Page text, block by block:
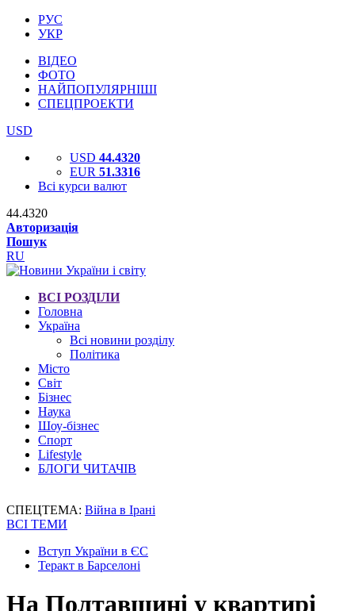
РУС
УКР
ВІДЕО
ФОТО
НАЙПОПУЛЯРНІШІ
СПЕЦПРОЕКТИ
USD
USD 44.4320
EUR 51.3316
Всі курси валют
44.4320
Авторизація
Пошук
RU
ВСІ РОЗДІЛИ
Головна
Україна
Всі новини розділу
Політика
Місто
Світ
Бізнес
Наука
Шоу-бізнес
Спорт
Lifestyle
БЛОГИ ЧИТАЧІВ
СПЕЦТЕМА: Війна в Ірані
ВСІ ТЕМИ
Вступ України в ЄС
Теракт в Барселоні
На Полтавщині у квартирі